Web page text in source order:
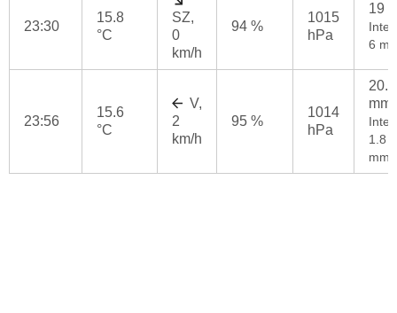
23:30
15.8
°C
SZ,
0
km/h
94 %
1015
hPa
19
6
23:56
15.6
°C
V,
2
km/h
95 %
1014
hPa
20.5
mm
1.8
mm/